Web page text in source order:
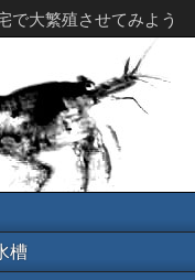
で大繁殖させてみよう
槽